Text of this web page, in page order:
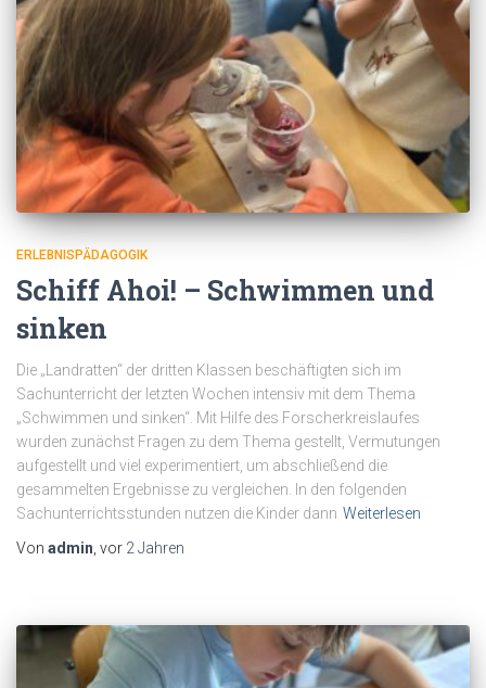
ERLEBNISPÄDAGOGIK
Schiff Ahoi! – Schwimmen und
sinken
Die „Landratten“ der dritten Klassen beschäftigten sich im
Sachunterricht der letzten Wochen intensiv mit dem Thema
„Schwimmen und sinken“. Mit Hilfe des Forscherkreislaufes
wurden zunächst Fragen zu dem Thema gestellt, Vermutungen
aufgestellt und viel experimentiert, um abschließend die
gesammelten Ergebnisse zu vergleichen. In den folgenden
Sachunterrichtsstunden nutzen die Kinder dann Weiterlesen
Von admin , vor 2 Jahren